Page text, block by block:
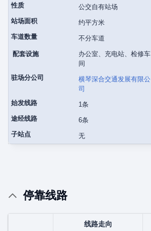
性质
公交自有站场
站场面积
约平方米
车道数量
不分车道
配套设施
办公室、充电站、检修车
间
驻场分公司
横琴深合交通发展有限公
司
始发线路
1条
途经线路
6条
子站点
无
停靠线路
线路走向